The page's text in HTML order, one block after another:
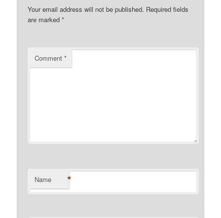
Your email address will not be published. Required fields
are marked*
Comment*
Name *